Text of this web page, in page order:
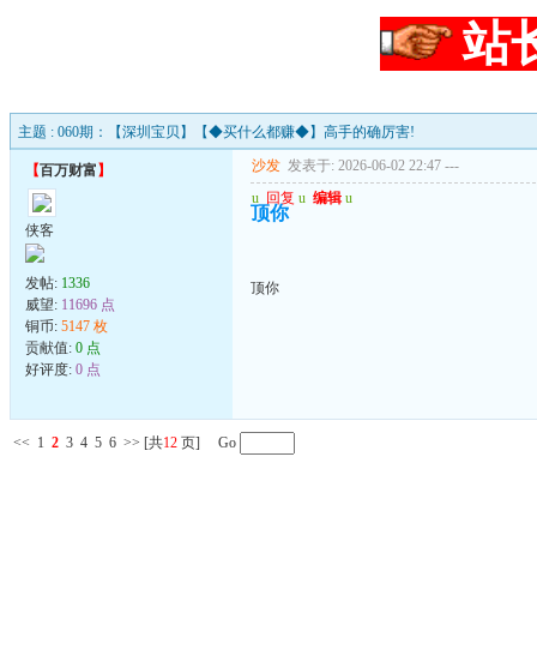
站
主题 : 060期：【深圳宝贝】【◆买什么都赚◆】高手的确厉害!
【百万财富 】
侠客
发帖: 1336
威望: 11696 点
铜币: 5147 枚
贡献值: 0 点
好评度: 0 点
沙发 发表于: 2026-06-02 22:47 ---
u 回复 u 编辑 u
顶你
顶你
<< 1 2 3 4 5 6 >> [共12 页] Go